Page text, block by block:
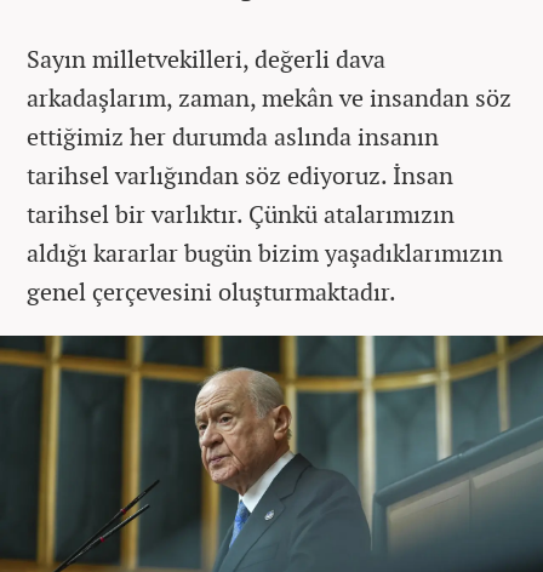
Sayın milletvekilleri, değerli dava
arkadaşlarım, zaman, mekân ve insandan söz
ettiğimiz her durumda aslında insanın
tarihsel varlığından söz ediyoruz. İnsan
tarihsel bir varlıktır. Çünkü atalarımızın
aldığı kararlar bugün bizim yaşadıklarımızın
genel çerçevesini oluşturmaktadır.